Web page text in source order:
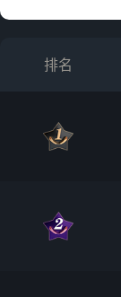
排名